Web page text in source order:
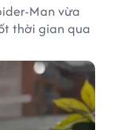
Man vừa
thời gian qua